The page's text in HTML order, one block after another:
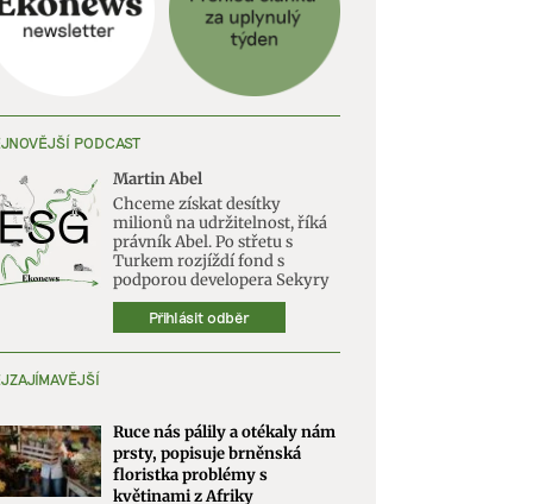
PODCAST
Martin Abel
Chceme získat desítky
milionů na udržitelnost, říká
právník Abel. Po střetu s
Turkem rozjíždí fond s
podporou developera Sekyry
Přihlásit odběr
Ruce nás pálily a otékaly nám
prsty, popisuje brněnská
floristka problémy s
květinami z Afriky